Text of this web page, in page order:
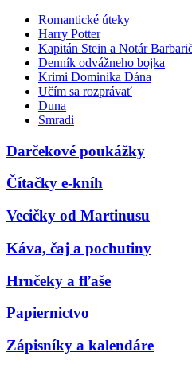
Romantické úteky
Harry Potter
Kapitán Stein a Notár
Denník odvážneho bojka
Krimi Dominika Dána
Učím sa rozprávať
Duna
Smradi
Darčekové poukážky
Čítačky e-kníh
Vecičky od Martinusu
Káva, čaj a pochutiny
Hrnčeky a fľaše
Papiernictvo
Zápisníky a kalendáre